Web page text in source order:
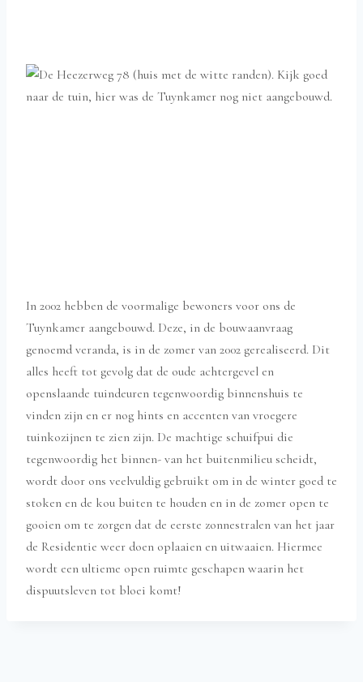
In 2002 hebben de voormalige bewoners voor ons de
Tuynkamer aangebouwd. Deze, in de bouwaanvraag
genoemd veranda, is in de zomer van 2002 gerealiseerd. Dit
alles heeft tot gevolg dat de oude achtergevel en
openslaande tuindeuren tegenwoordig binnenshuis te
vinden zijn en er nog hints en accenten van vroegere
tuinkozijnen te zien zijn. De machtige schuifpui die
tegenwoordig het binnen- van het buitenmilieu scheidt,
wordt door ons veelvuldig gebruikt om in de winter goed te
stoken en de kou buiten te houden en in de zomer open te
gooien om te zorgen dat de eerste zonnestralen van het jaar
de Residentie weer doen oplaaien en uitwaaien. Hiermee
wordt een ultieme open ruimte geschapen waarin het
dispuutsleven tot bloei komt!